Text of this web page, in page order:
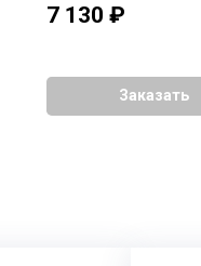
7 130 ₽
Заказать